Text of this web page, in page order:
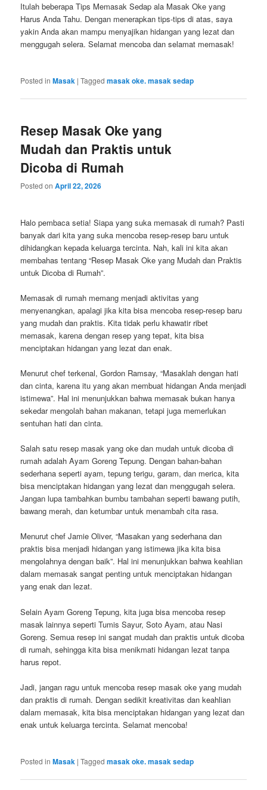
Itulah beberapa Tips Memasak Sedap ala Masak Oke yang
Harus Anda Tahu. Dengan menerapkan tips-tips di atas, saya
yakin Anda akan mampu menyajikan hidangan yang lezat dan
menggugah selera. Selamat mencoba dan selamat memasak!
Posted in Masak |Tagged masak oke. masak sedap
Resep Masak Oke yang
Mudah dan Praktis untuk
Dicoba di Rumah
Posted onApril 22, 2026
Halo pembaca setia! Siapa yang suka memasak di rumah? Pasti
banyak dari kita yang suka mencoba resep-resep baru untuk
dihidangkan kepada keluarga tercinta. Nah, kali ini kita akan
membahas tentang “Resep Masak Oke yang Mudah dan Praktis
untuk Dicoba di Rumah”.
Memasak di rumah memang menjadi aktivitas yang
menyenangkan, apalagi jika kita bisa mencoba resep-resep baru
yang mudah dan praktis. Kita tidak perlu khawatir ribet
memasak, karena dengan resep yang tepat, kita bisa
menciptakan hidangan yang lezat dan enak.
Menurut chef terkenal, Gordon Ramsay, “Masaklah dengan hati
dan cinta, karena itu yang akan membuat hidangan Anda menjadi
istimewa”. Hal ini menunjukkan bahwa memasak bukan hanya
sekedar mengolah bahan makanan, tetapi juga memerlukan
sentuhan hati dan cinta.
Salah satu resep masak yang oke dan mudah untuk dicoba di
rumah adalah Ayam Goreng Tepung. Dengan bahan-bahan
sederhana seperti ayam, tepung terigu, garam, dan merica, kita
bisa menciptakan hidangan yang lezat dan menggugah selera.
Jangan lupa tambahkan bumbu tambahan seperti bawang putih,
bawang merah, dan ketumbar untuk menambah cita rasa.
Menurut chef Jamie Oliver, “Masakan yang sederhana dan
praktis bisa menjadi hidangan yang istimewa jika kita bisa
mengolahnya dengan baik”. Hal ini menunjukkan bahwa keahlian
dalam memasak sangat penting untuk menciptakan hidangan
yang enak dan lezat.
Selain Ayam Goreng Tepung, kita juga bisa mencoba resep
masak lainnya seperti Tumis Sayur, Soto Ayam, atau Nasi
Goreng. Semua resep ini sangat mudah dan praktis untuk dicoba
di rumah, sehingga kita bisa menikmati hidangan lezat tanpa
harus repot.
Jadi, jangan ragu untuk mencoba resep masak oke yang mudah
dan praktis di rumah. Dengan sedikit kreativitas dan keahlian
dalam memasak, kita bisa menciptakan hidangan yang lezat dan
enak untuk keluarga tercinta. Selamat mencoba!
Posted in Masak |Tagged masak oke. masak sedap